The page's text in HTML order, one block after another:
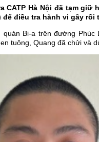
CATP Hà Nội đã tạm
điều tra hành vi gây rối
quán Bi-a trên đường
tuông, Quang đã chửi và